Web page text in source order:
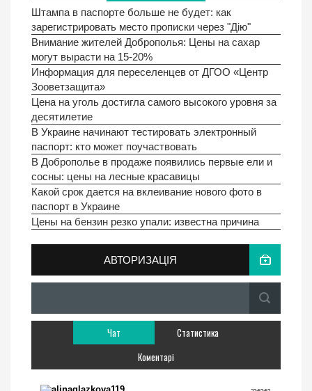
Штампа в паспорте больше не будет: как
зарегистрировать место прописки через "Дію"
Внимание жителей Доброполья: Цены на сахар
могут вырасти на 15-20%
Информация для переселенцев от ДГОО «Центр
Зооветзащита»
Цена на уголь достигла самого высокого уровня за
десятилетие
В Украине начинают тестировать электронный
паспорт: кто может поучаствовать
В Доброполье в продаже появились первые ели и
сосны: цены на лесные красавицы
Какой срок дается на вклеивание нового фото в
паспорт в Украине
Цены на бензин резко упали: известна причина
АВТОРИЗАЦІЯ
Чат
Статистика
Коментарі